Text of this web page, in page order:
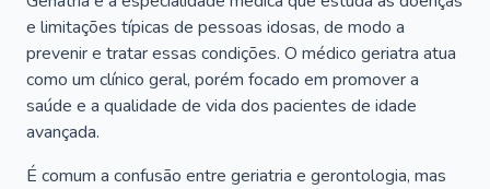
e limitações típicas de pessoas idosas, de modo a
prevenir e tratar essas condições. O médico geriatra atua
como um clínico geral, porém focado em promover a
saúde e a qualidade de vida dos pacientes de idade
avançada.
É comum a confusão entre geriatria e gerontologia, mas